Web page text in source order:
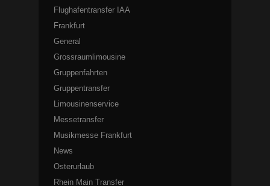
Flughafentransfer IAA
Frankfurt
General
Grossraumlimousine
Gruppenfahrten
Gruppentransfer
Limousinenservice
Messetransfer
Musikmesse Frankfurt
News
Osterurlaub
Rhein Main Transfer